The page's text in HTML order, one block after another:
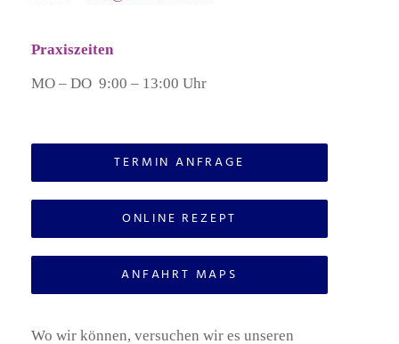
Praxiszeiten
MO – DO 9:00 – 13:00 Uhr
TERMIN ANFRAGE
ONLINE REZEPT
ANFAHRT MAPS
Wo wir können, versuchen wir es unseren